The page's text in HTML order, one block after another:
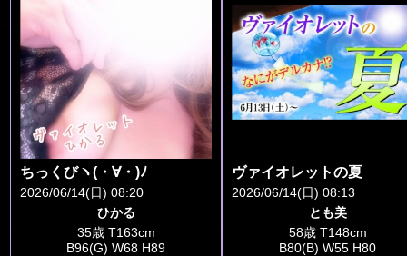
ちっくびヽ(・∀・)ﾉ
2026/06/14(日) 08:20
ひかる
35歳 T163cm
B96(G) W68 H89
ヴァイオレットの夏
2026/06/14(日) 08:13
とも美
58歳 T148cm
B80(B) W55 H80